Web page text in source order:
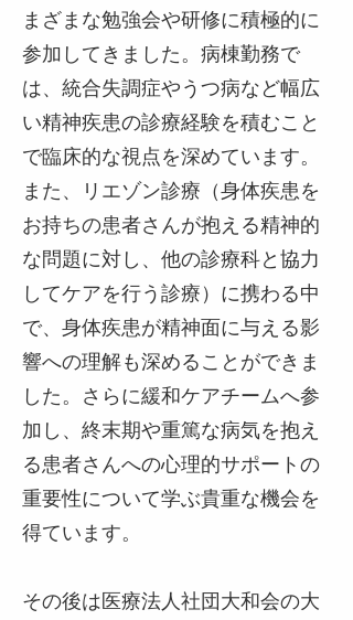
まざまな勉強会や研修に積極的に
参加してきました。病棟勤務で
は、統合失調症やうつ病など幅広
い精神疾患の診療経験を積むこと
で臨床的な視点を深めています。
また、リエゾン診療（身体疾患を
お持ちの患者さんが抱える精神的
な問題に対し、他の診療科と協力
してケアを行う診療）に携わる中
で、身体疾患が精神面に与える影
響への理解も深めることができま
した。さらに緩和ケアチームへ参
加し、終末期や重篤な病気を抱え
る患者さんへの心理的サポートの
重要性について学ぶ貴重な機会を
得ています。
その後は医療法人社団大和会の大